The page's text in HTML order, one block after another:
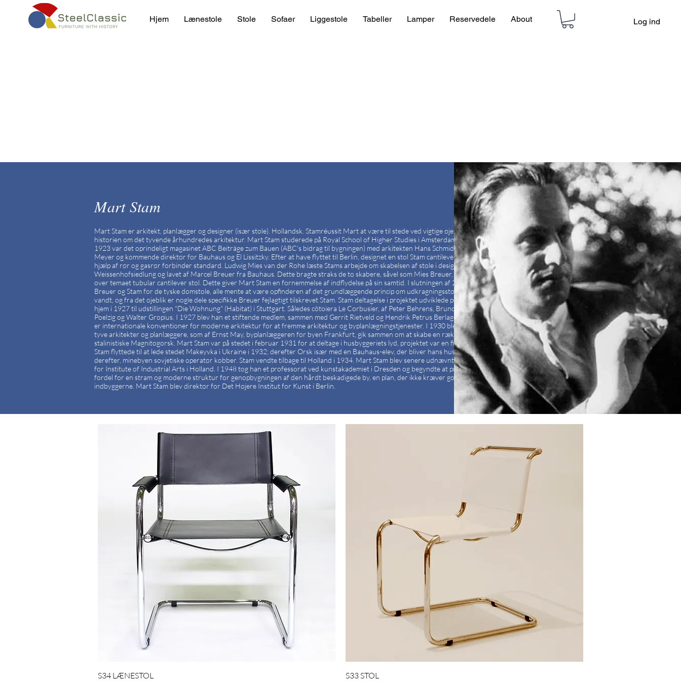
Hjem Lænestole Stole Sofaer Liggestole Tabeller Lamper Reservedele About Log ind
Mart Stam
Mart Stam er arkitekt, planlægger og designer (især stole). Hollandsk. Stamréussit Mart at være til stede ved vigtige øjeblikke i
historien om det tyvende århundredes arkitektur. Mart Stam studerede på Royal School of Higher Studies i Amsterdam. I Zürich i
1923 var det oprindeligt magasinet ABC Beiträge zum Bauen (ABC's bidrag til bygningen) med arkitekten Hans Schmidt, Hannes
Meyer og kommende direktør for Bauhaus og El Lissitzky. Efter at have flyttet til Berlin, designet en stol Stam cantilever stålrør ved
hjælp af rør og gasrør forbinder standard. Ludwig Mies van der Rohe læste Stams arbejde om skabelsen af stole i designet af
Weissenhofsiedlung og lavet af Marcel Breuer fra Bauhaus. Dette bragte straks de to skabere, såvel som Mies Breuer, til en variation
over temaet tubular cantilever stol. Dette giver Mart Stam en fornemmelse af indflydelse på sin samtid. I slutningen af 20'erne gik
Breuer og Stam for de tyske domstole, alle mente at være opfinderen af det grundlæggende princip om udkragningsstolen. Stam
vandt, og fra det øjeblik er nogle dele specifikke Breuer fejlagtigt tilskrevet Stam. Stam deltagelse i projektet udviklede permanent
hjem i 1927 til udstillingen "Die Wohnung" (Habitat) i Stuttgart. Således côtoiera Le Corbusier, af Peter Behrens, Bruno Taut, Hans
Poelzig og Walter Gropius. I 1927 blev han et stiftende medlem, sammen med Gerrit Rietveld og Hendrik Petrus Berlage, CIAM, som
er internationale konventioner for moderne arkitektur for at fremme arkitektur og byplanlægningstjenester. I 1930 blev Stam en af
tyve arkitekter og planlæggere, som af Ernst May, byplanlæggeren for byen Frankfurt, gik sammen om at skabe en række byer, hvis
stalinistiske Magnitogorsk. Mart Stam var på stedet i februar 1931 for at deltage i husbyggeriets lyd, projektet var en fiasko. Mart
Stam flyttede til at lede stedet Makeyvka i Ukraine i 1932; derefter Orsk især med en Bauhaus-elev, der bliver hans hustru; Balgash
derefter, minebyen sovjetiske operatør kobber. Stam vendte tilbage til Holland i 1934. Mart Stam blev senere udnævnt til direktør
for Institute of Industrial Arts i Holland. I 1948 tog han et professorat ved kunstakademiet i Dresden og begyndte at prædike til
fordel for en stram og moderne struktur for genopbygningen af den hårdt beskadigede by, en plan, der ikke kræver godkendelse fra
indbyggerne. Mart Stam blev direktør for Det Højere Institut for Kunst i Berlin.
S34 LÆNESTOL
S33 STOL